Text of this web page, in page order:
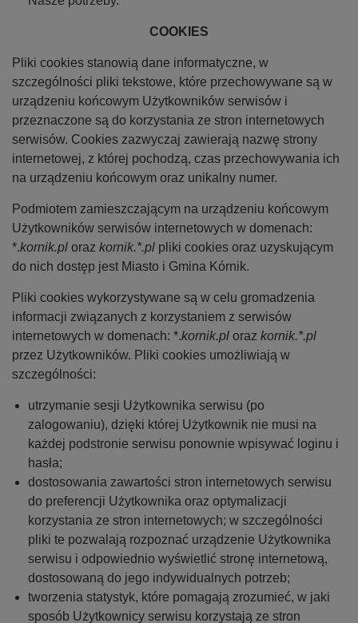
COOKIES
Pliki cookies stanowią dane informatyczne, w
szczególności pliki tekstowe, które przechowywane są w
urządzeniu końcowym Użytkowników serwisów i
przeznaczone są do korzystania ze stron internetowych
serwisów. Cookies zazwyczaj zawierają nazwę strony
internetowej, z której pochodzą, czas przechowywania ich
na urządzeniu końcowym oraz unikalny numer.
Podmiotem zamieszczającym na urządzeniu końcowym
Użytkowników serwisów internetowych w domenach:
*.kornik.pl oraz kornik.*.pl pliki cookies oraz uzyskującym
do nich dostęp jest Miasto i Gmina Kórnik.
Pliki cookies wykorzystywane są w celu gromadzenia
informacji związanych z korzystaniem z serwisów
internetowych w domenach: *.kornik.pl oraz kornik.*.pl
przez Użytkowników. Pliki cookies umożliwiają w
szczególności:
utrzymanie sesji Użytkownika serwisu (po
zalogowaniu), dzięki której Użytkownik nie musi na
każdej podstronie serwisu ponownie wpisywać loginu i
hasła;
dostosowania zawartości stron internetowych serwisu
do preferencji Użytkownika oraz optymalizacji
korzystania ze stron internetowych; w szczególności
pliki te pozwalają rozpoznać urządzenie Użytkownika
serwisu i odpowiednio wyświetlić stronę internetową,
dostosowaną do jego indywidualnych potrzeb;
tworzenia statystyk, które pomagają zrozumieć, w jaki
sposób Użytkownicy serwisu korzystają ze stron